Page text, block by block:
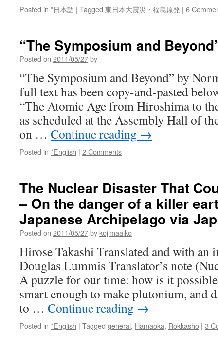
Posted in *日本語 | Tagged 東日本大震災・福島原発 | 6
“The Symposium and
Posted on 2011/05/27by
“The Symposium and Beyond” by
full text has been copy-and-pasted
“The Atomic Age from Hiroshima to
as scheduled at the Assembly Hall of
on … Continue reading →
Posted in *English | 2 Comments
The Nuclear Disaster That
– On the danger of a killer
Japanese Archipelago via
Posted on 2011/05/27by kojimaaiko
Hirose Takashi Translated and with an
Douglas Lummis Translator’s note
A puzzle for our time: how is it
smart enough to make plutonium, and
to … Continue reading →
Posted in *English | Tagged general, Hamaoka, Rokkasho | 3